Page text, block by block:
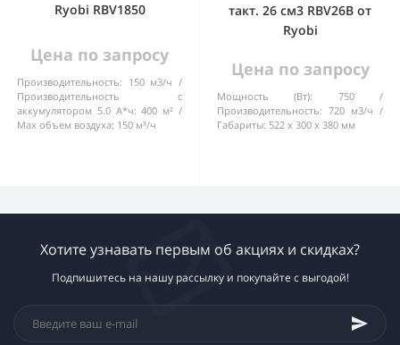
Ryobi RBV1850
Цена по запросу
Производительность: 150 м3/ч
Производительность с
аккумулятором 5.0 А*ч: 400 м²
Max объем воздуха: 150 м³/ч
такт. 26 см3 RBV26B от
Ryobi
Цена по запросу
Мощность (Вт):
750
Производительность: 720 м3/ч
Габариты: 522 х 300 х 380 мм
Хотите узнавать первым об акциях и скидках?
Подпишитесь на нашу рассылку и покупайте с выгодой!